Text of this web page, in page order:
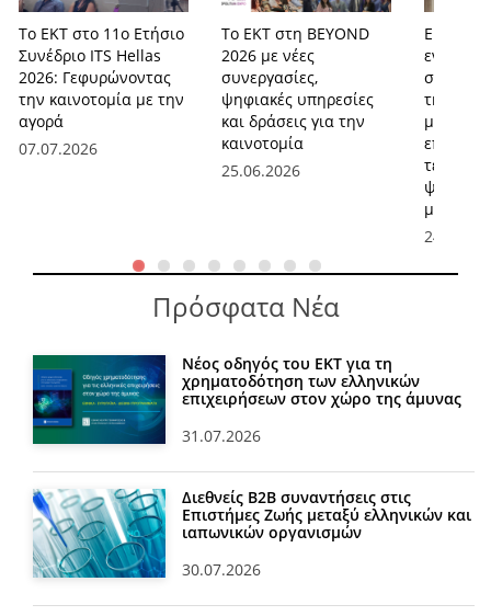
Το ΕΚΤ στο 11ο Ετήσιο
Συνέδριο ITS Hellas
2026: Γεφυρώνοντας
την καινοτομία με την
αγορά
07.07.2026
Το ΕΚΤ στη BEYOND
2026 με νέες
συνεργασίες,
ψηφιακές υπηρεσίες
και δράσεις για την
καινοτομία
25.06.2026
ΕΚΤ και
τη
ψηφιακό
Πρόσφατα Νέα
Νέος οδηγός του ΕΚΤ για τη
χρηματοδότηση των ελληνικών
επιχειρήσεων στον χώρο της άμυνας
31.07.2026
Διεθνείς Β2Β συναντήσεις στις
Επιστήμες Ζωής μεταξύ ελληνικών και
ιαπωνικών οργανισμών
30.07.2026